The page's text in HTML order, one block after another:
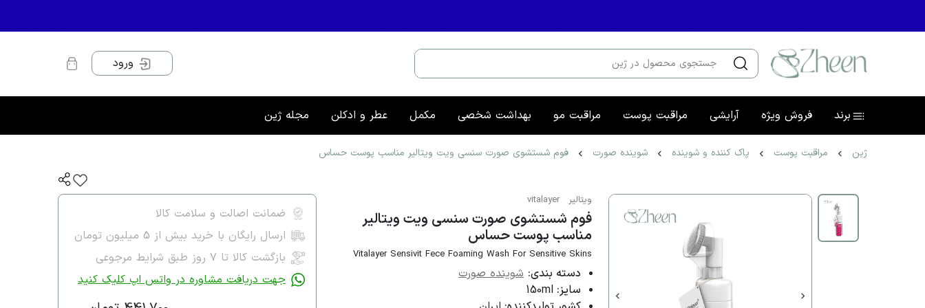
ورود
برند فروش ویژه آرایشی مراقبت پوست مراقبت مو بهداشت شخصی مکمل عطر و ادکلن مجله ژین
ژین مراقبت پوست پاک کننده و شوینده شوینده صورت فوم شستشوی صورت سنسی ویت ویتالیر مناسب پوست حساس
ویتالیر vitalayer
فوم شستشوی صورت سنسی ویت ویتالیر
مناسب پوست حساس
Vitalayer Sensivit Fece Foaming Wash For Sensitive Skins
دسته بندی: شوینده صورت
سایز: 150ml
ضمانت اصالت و سلامت کالا
ارسال رایگان با خرید بیش از 5 میلیون تومان
بازگشت کالا تا ۷ روز طبق شرایط مرجوعی
جهت دریافت مشاوره در واتس اپ کلیک کنید